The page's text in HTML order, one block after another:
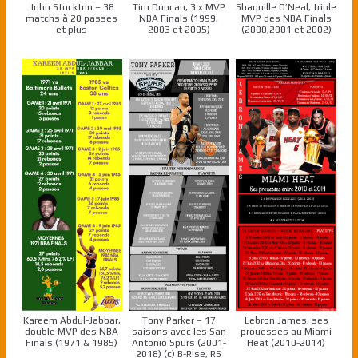
John Stockton – 38
matchs à 20 passes
et plus
Tim Duncan, 3 x MVP
NBA Finals (1999,
2003 et 2005)
Shaquille O’Neal, triple
MVP des NBA Finals
(2000,2001 et 2002)
Kareem Abdul-Jabbar,
double MVP des NBA
Finals (1971 & 1985)
Tony Parker – 17
saisons avec les San
Antonio Spurs (2001-
2018) (c) B-Rise, RS
Lebron James, ses
prouesses au Miami
Heat (2010-2014)